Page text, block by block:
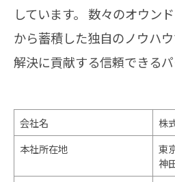
しています。 数々のオウン
から蓄積した独自のノウハ
解決に貢献する信頼できるパ
会社名
株
本社所在地
東
神